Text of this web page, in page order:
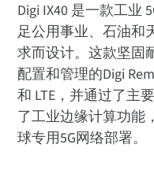
Digi IX40 是一款工业
足公用事业、石油和
求而设计。这款坚固
配置和管理的Digi
和 LTE，并通过了主
了工业边缘计算功能
球专用5G网络部署。